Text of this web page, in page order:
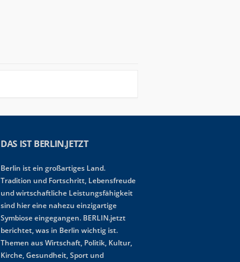
DAS IST BERLIN.JETZT
Berlin ist ein großartiges Land.
Tradition und Fortschritt, Lebensfreude
und wirtschaftliche Leistungsfähigkeit
sind hier eine nahezu einzigartige
Symbiose eingegangen. BERLIN.jetzt
berichtet, was in Berlin wichtig ist.
Themen aus Wirtschaft, Politik, Kultur,
Kirche, Gesundheit, Sport und